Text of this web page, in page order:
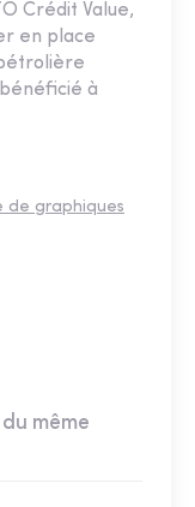
Crédit Value,
en place
à
de graphiques
même